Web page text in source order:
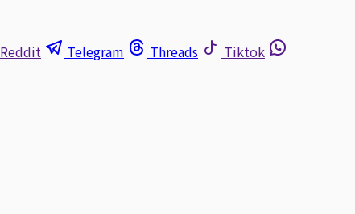
Reddit Telegram Threads
Tiktok